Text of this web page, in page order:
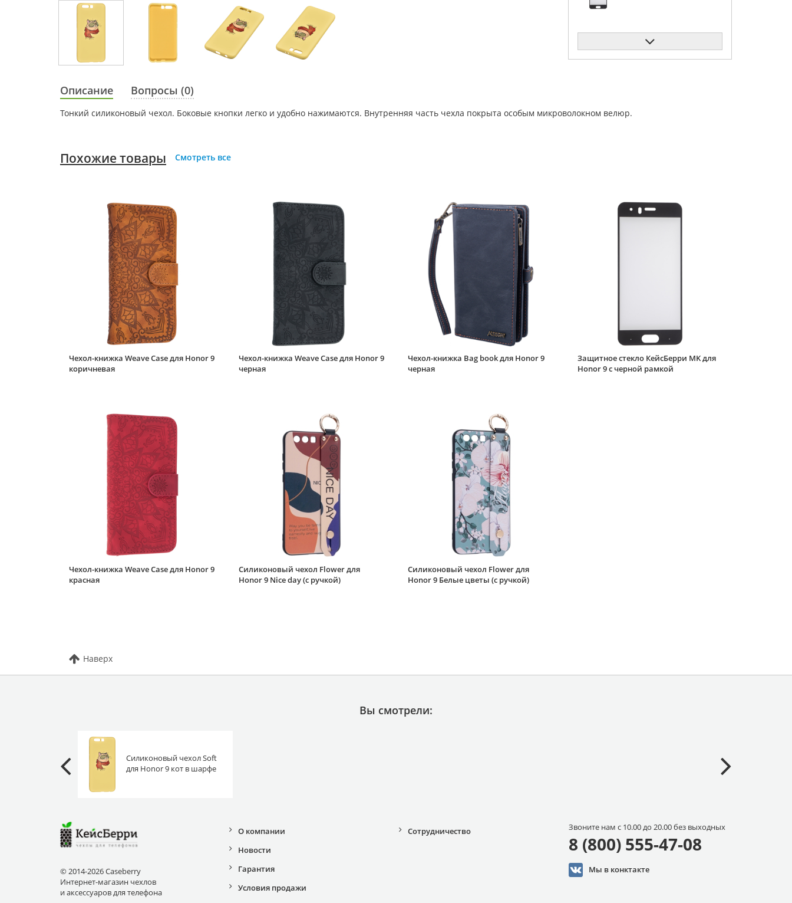
Чехол-книжка Weave
Case для Honor 9
красная
Описание Вопросы (0)
Тонкий силиконовый чехол. Боковые кнопки легко и удобно нажимаются. Внутренняя часть чехла покрыта особым микроволокном велюр.
Похожие товары Смотреть все
Чехол-книжка Weave Case для Honor 9
коричневая
Чехол-книжка Weave Case для Honor 9
черная
Чехол-книжка Bag book для Honor 9
черная
Защитное стекло КейсБерри MK для
Honor 9 с черной рамкой
Чехол-книжка Weave Case для Honor 9
красная
Силиконовый чехол Flower для
Honor 9 Nice day (с ручкой)
Силиконовый чехол Flower для
Honor 9 Белые цветы (с ручкой)
Наверх
Вы смотрели:
Силиконовый чехол Soft
для Honor 9 кот в шарфе
© 2014-2026 Caseberry
Интернет-магазин чехлов
и аксессуаров для телефона
О компании
Новости
Гарантия
Условия продажи
Сотрудничество Звоните нам с 10.00 до 20.00 без выходных
8 (800) 555-47-08
Мы в конктакте